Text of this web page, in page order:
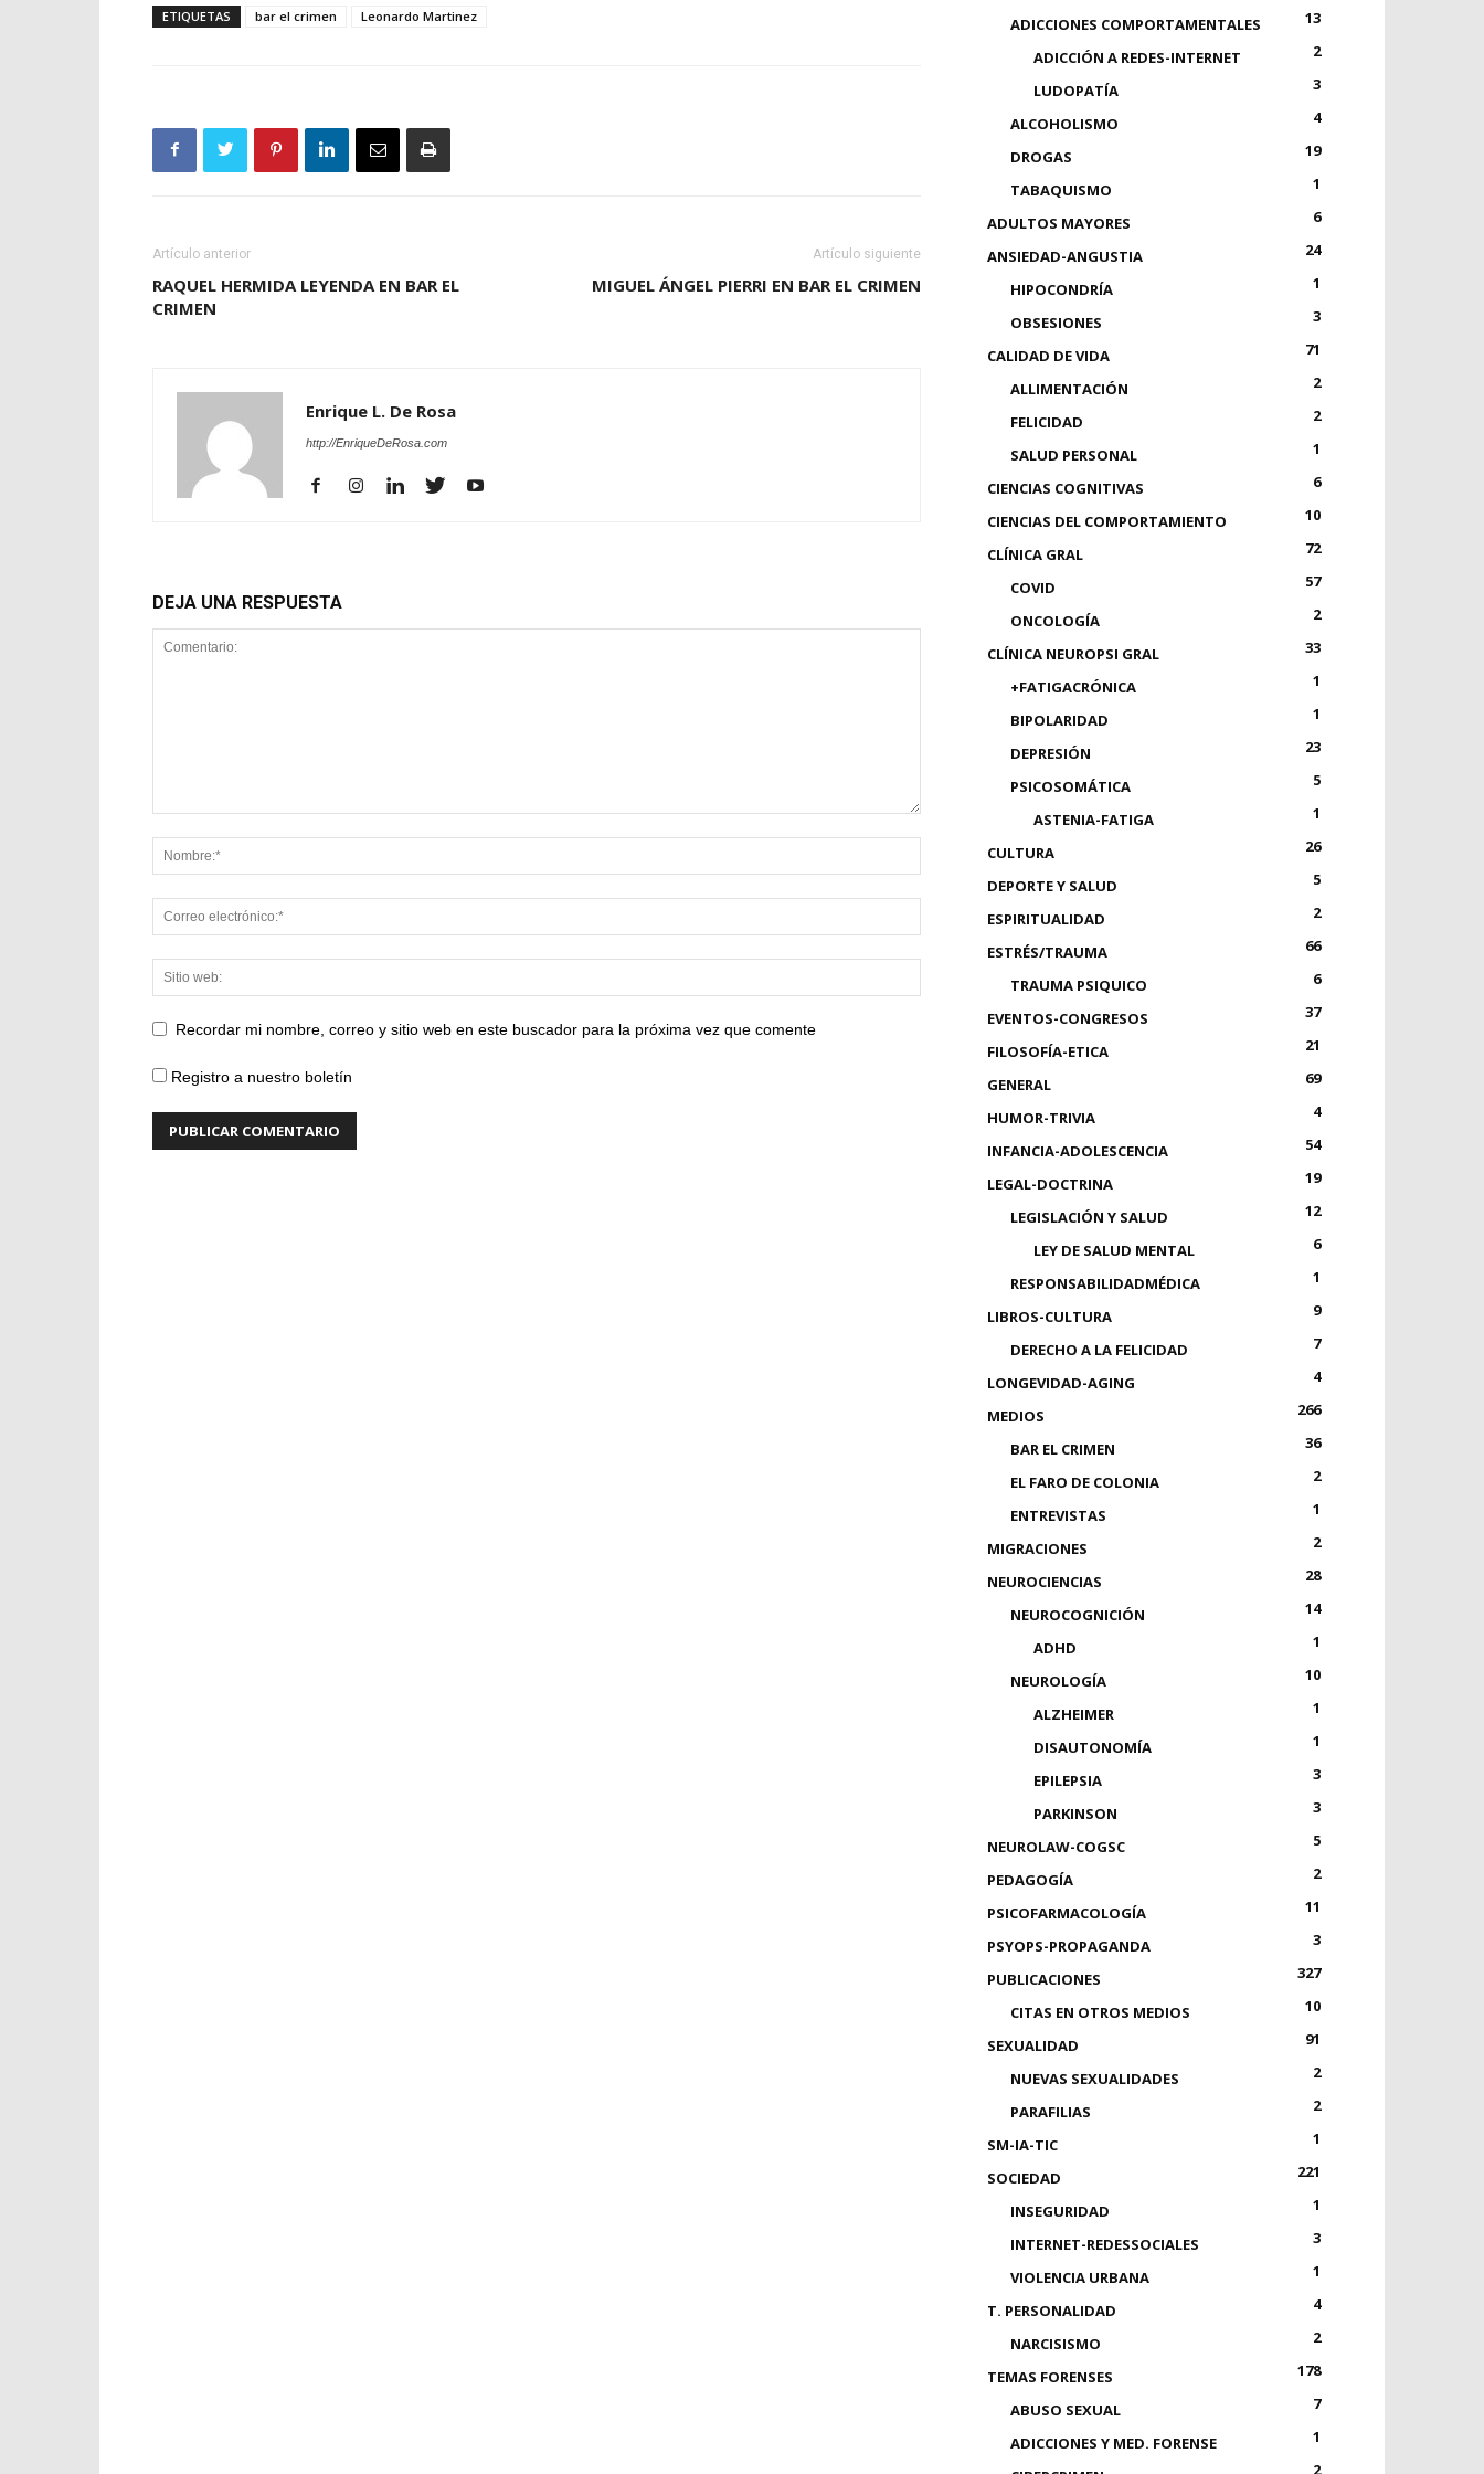
ETIQUETAS bar el crimen Leonardo Martinez
Artículo anterior
RAQUEL HERMIDA LEYENDA EN BAR EL
CRIMEN
Artículo siguiente
MIGUEL ÁNGEL PIERRI EN BAR EL CRIMEN
Enrique L. De Rosa
http://EnriqueDeRosa.com
DEJA UNA RESPUESTA
Recordar mi nombre, correo y sitio web en este buscador para la próxima vez que comente
Registro a nuestro boletín
ADICCIONES COMPORTAMENTALES
13
ADICCIÓN A REDES-INTERNET
2
LUDOPATÍA
3
ALCOHOLISMO
4
DROGAS
19
TABAQUISMO
1
ADULTOS MAYORES
6
ANSIEDAD-ANGUSTIA
24
HIPOCONDRÍA
1
OBSESIONES
3
CALIDAD DE VIDA
71
ALLIMENTACIÓN
2
FELICIDAD
2
SALUD PERSONAL
1
CIENCIAS COGNITIVAS
6
CIENCIAS DEL COMPORTAMIENTO
10
CLÍNICA GRAL
72
COVID
57
ONCOLOGÍA
2
CLÍNICA NEUROPSI GRAL
33
+FATIGACRÓNICA
1
BIPOLARIDAD
1
DEPRESIÓN
23
PSICOSOMÁTICA
5
ASTENIA-FATIGA
1
CULTURA
26
DEPORTE Y SALUD
5
ESPIRITUALIDAD
2
ESTRÉS/TRAUMA
66
TRAUMA PSIQUICO
6
EVENTOS-CONGRESOS
37
FILOSOFÍA-ETICA
21
GENERAL
69
HUMOR-TRIVIA
4
INFANCIA-ADOLESCENCIA
54
LEGAL-DOCTRINA
19
LEGISLACIÓN Y SALUD
12
LEY DE SALUD MENTAL
6
RESPONSABILIDADMÉDICA
1
LIBROS-CULTURA
9
DERECHO A LA FELICIDAD
7
LONGEVIDAD-AGING
4
MEDIOS
266
BAR EL CRIMEN
36
EL FARO DE COLONIA
2
ENTREVISTAS
1
MIGRACIONES
2
NEUROCIENCIAS
28
NEUROCOGNICIÓN
14
ADHD
1
NEUROLOGÍA
10
ALZHEIMER
1
DISAUTONOMÍA
1
EPILEPSIA
3
PARKINSON
3
NEUROLAW-COGSC
5
PEDAGOGÍA
2
PSICOFARMACOLOGÍA
11
PSYOPS-PROPAGANDA
3
PUBLICACIONES
327
CITAS EN OTROS MEDIOS
10
SEXUALIDAD
91
NUEVAS SEXUALIDADES
2
PARAFILIAS
2
SM-IA-TIC
1
SOCIEDAD
221
INSEGURIDAD
1
INTERNET-REDESSOCIALES
3
VIOLENCIA URBANA
1
T. PERSONALIDAD
4
NARCISISMO
2
TEMAS FORENSES
178
ABUSO SEXUAL
7
ADICCIONES Y MED. FORENSE
1
2